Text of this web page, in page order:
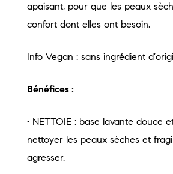
apaisant, pour que les peaux
confort dont elles ont besoin.
Info Vegan : sans ingrédient
Bénéfices :
• NETTOIE : base lavante douce
nettoyer les peaux sèches et
agresser.